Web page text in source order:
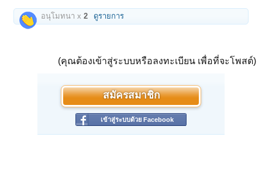
อนุโมทนา x2 ดูรายการ
(คุณต้องเข้าสู่ระบบหรือลงทะเบียน เพื่อที่จะโพสต์)
สมัครสมาชิก
เข้าสู่ระบบด้วย Facebook